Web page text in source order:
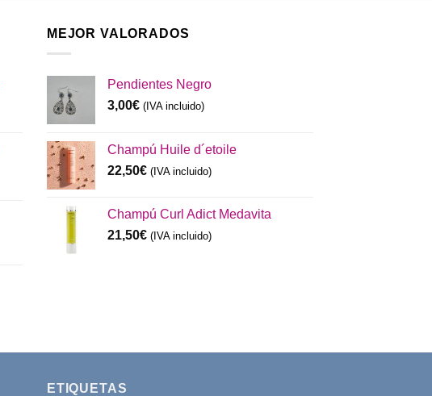
MEJOR VALORADOS
Pendientes Negro
3,00€ (IVA incluido)
Champú Huile d´etoile
22,50€ (IVA incluido)
Champú Curl Adict Medavita
21,50€ (IVA incluido)
ETIQUETAS